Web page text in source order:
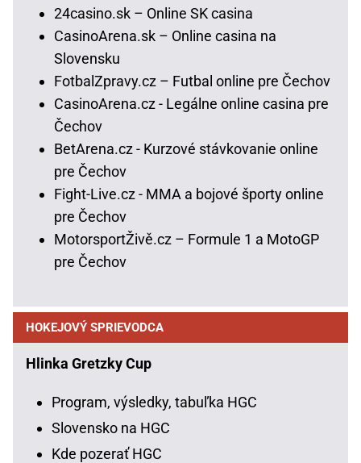
24casino.sk – Online SK casina
CasinoArena.sk – Online casina na
Slovensku
FotbalZpravy.cz – Futbal online pre Čechov
CasinoArena.cz - Legálne online casina pre
Čechov
BetArena.cz - Kurzové stávkovanie online
pre Čechov
Fight-Live.cz - MMA a bojové športy online
pre Čechov
MotorsportŽivě.cz – Formule 1 a MotoGP
pre Čechov
HOKEJOVÝ SPRIEVODCA
Hlinka Gretzky Cup
Program, výsledky, tabuľka HGC
Slovensko na HGC
Kde pozerať HGC